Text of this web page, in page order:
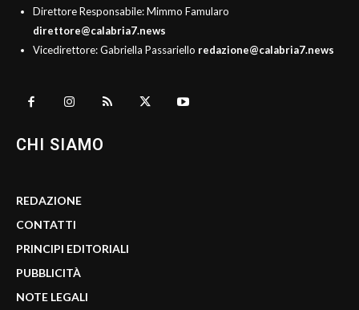
Direttore Responsabile: Mimmo Famularo
direttore@calabria7.news
Vicedirettore: Gabriella Passariello redazione@calabria7.news
CHI SIAMO
REDAZIONE
CONTATTI
PRINCIPI EDITORIALI
PUBBLICITÀ
NOTE LEGALI